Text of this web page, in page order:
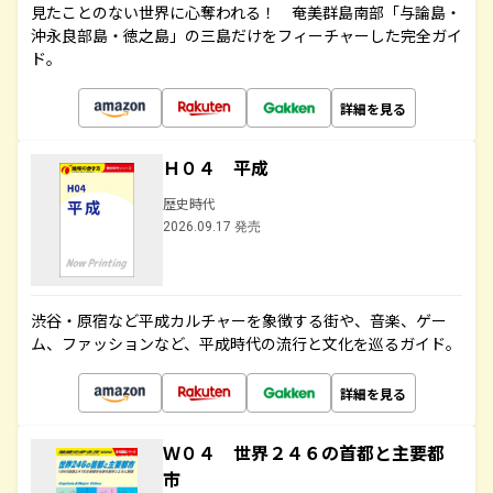
見たことのない世界に心奪われる！ 奄美群島南部「与論島・
沖永良部島・徳之島」の三島だけをフィーチャーした完全ガイ
ド。
詳細を見る
Ｈ０４ 平成
歴史時代
2026.09.17 発売
渋谷・原宿など平成カルチャーを象徴する街や、音楽、ゲー
ム、ファッションなど、平成時代の流行と文化を巡るガイド。
詳細を見る
Ｗ０４ 世界２４６の首都と主要都
市